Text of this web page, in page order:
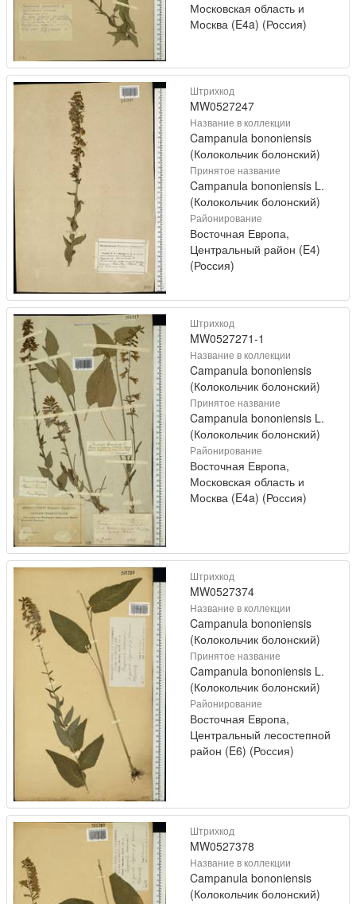
Московская область и
Москва (E4a) (Россия)
Штрихкод
MW0527247
Название в коллекции
Campanula bononiensis
(Колокольчик болонский)
Принятое название
Campanula bononiensis L.
(Колокольчик болонский)
Районирование
Восточная Европа,
Центральный район (E4)
(Россия)
Штрихкод
MW0527271-1
Название в коллекции
Campanula bononiensis
(Колокольчик болонский)
Принятое название
Campanula bononiensis L.
(Колокольчик болонский)
Районирование
Восточная Европа,
Московская область и
Москва (E4a) (Россия)
Штрихкод
MW0527374
Название в коллекции
Campanula bononiensis
(Колокольчик болонский)
Принятое название
Campanula bononiensis L.
(Колокольчик болонский)
Районирование
Восточная Европа,
Центральный лесостепной
район (E6) (Россия)
Штрихкод
MW0527378
Название в коллекции
Campanula bononiensis
(Колокольчик болонский)